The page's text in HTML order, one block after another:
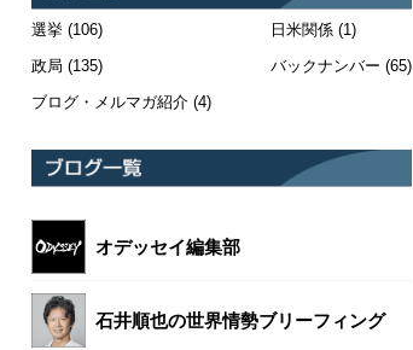
選挙 (106)
政局 (135)
ブログ・メルマガ紹介 (4)
日米関係(1)
バックナンバー (65)
オデッセイ編集部
石井順也の世界情勢ブリーフィング